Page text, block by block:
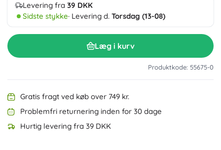
Levering fra 39 DKK
Sidste stykke· Levering d. Torsdag (13-08)
Læg i kurv
Produktkode: 55675-0
Gratis fragt ved køb over 749 kr.
Problemfri returnering inden for 30 dage
Hurtig levering fra 39 DKK